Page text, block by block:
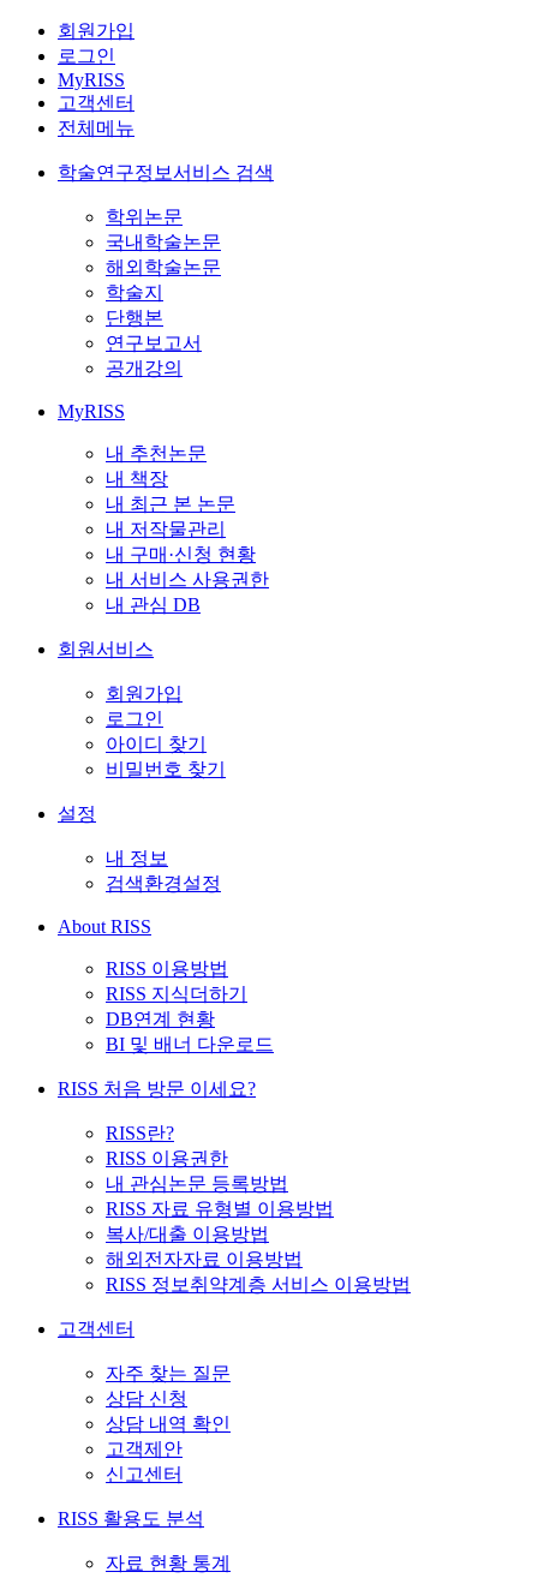
회원가입
로그인
MyRISS
고객센터
전체메뉴
학술연구정보서비스 검색
학위논문
국내학술논문
해외학술논문
학술지
단행본
연구보고서
공개강의
MyRISS
내 추천논문
내 책장
내 최근 본 논문
내 저작물관리
내 구매·신청 현황
내 서비스 사용권한
내 관심 DB
회원서비스
회원가입
로그인
아이디 찾기
비밀번호 찾기
설정
내 정보
검색환경설정
About RISS
RISS 이용방법
RISS 지식더하기
DB연계 현황
BI 및 배너 다운로드
RISS 처음 방문 이세요?
RISS란?
RISS 이용권한
내 관심논문 등록방법
RISS 자료 유형별 이용방법
복사/대출 이용방법
해외전자자료 이용방법
RISS 정보취약계층 서비스 이용방법
고객센터
자주 찾는 질문
상담 신청
상담 내역 확인
고객제안
신고센터
RISS 활용도 분석
자료 현황 통계